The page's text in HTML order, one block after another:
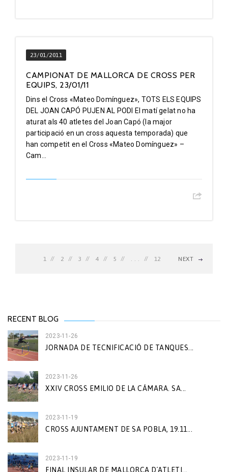
23/01/2011
CAMPIONAT DE MALLORCA DE CROSS PER
EQUIPS, 23/01/11
Dins el Cross «Mateo Domínguez», TOTS ELS EQUIPS
DEL JOAN CAPÓ PUJEN AL PODI El matí gelat no ha
aturat als 40 atletes del Joan Capó (la major
participació en un cross aquesta temporada) que
han competit en el Cross «Mateo Domínguez» –
Cam...
1 2 3 4 5 . . . 12 NEXT
RECENT BLOG
2023-11-26
JORNADA DE TECNIFICACIÓ DE TANQUES...
2023-11-26
XXIV CROSS EMILIO DE LA CÁMARA. SA...
2023-11-19
CROSS AJUNTAMENT DE SA POBLA, 19.11...
2023-11-19
FINAL INSULAR DE MALLORCA D´ATLETI...